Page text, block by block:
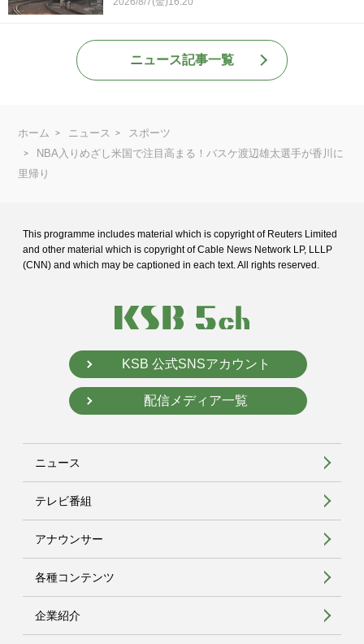
ニュース記事一覧
ホーム ニュース
スポーツ
NBA入りめざし米国で注目高まる！バスケ渡辺雄太選手が香川に
里帰り
This programme includes material which is copyright of Reuters Limited
and other material which is copyright of Cable News Network LP, LLLP
(CNN) and which may be captioned in each text. All rights reserved.
KSB 公式SNSアカウント
配信メディア一覧
ニュース
テレビ番組
アナウンサー
各種コンテンツ
企業紹介